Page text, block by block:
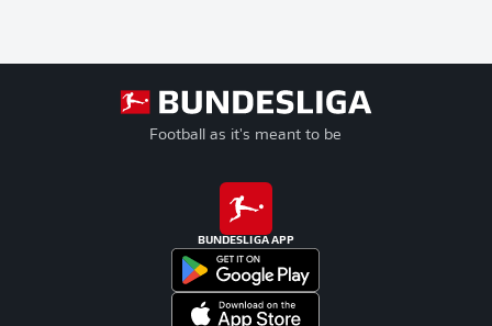
Football as it's meant to be
BUNDESLIGA APP